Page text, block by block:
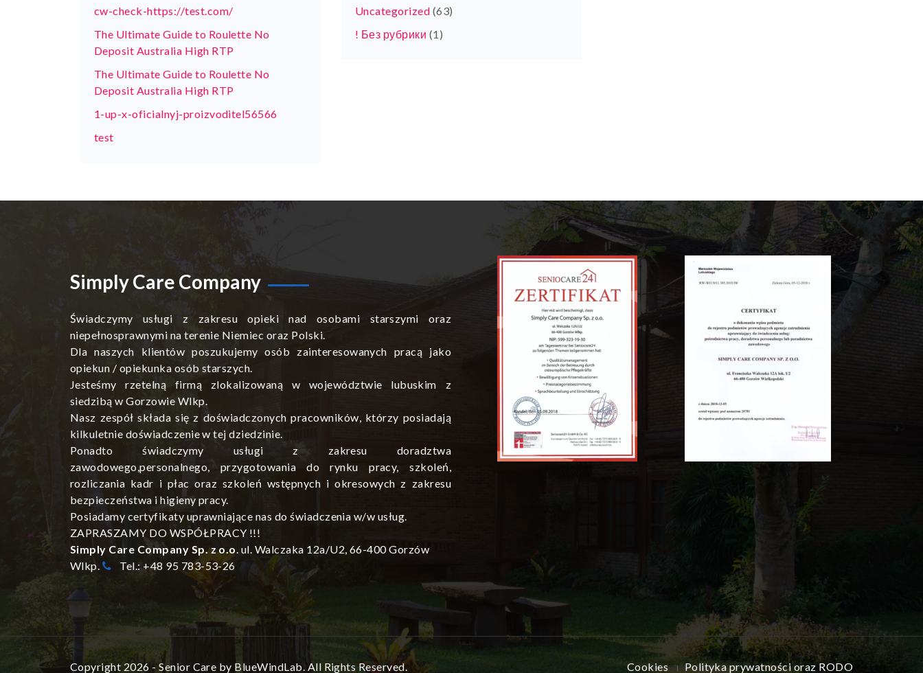
cw-check-https://test.com/
The Ultimate Guide to Roulette No
Deposit Australia High RTP
The Ultimate Guide to Roulette No
Deposit Australia High RTP
1-up-x-oficialnyj-proizvoditel56566
test
Uncategorized (63)
! Без рубрики (1)
Simply Care Company
Świadczymy usługi z zakresu opieki nad osobami starszymi oraz
niepełnosprawnymi na terenie Niemiec oraz Polski.
Dla naszych klientów poszukujemy osób zainteresowanych pracą jako
opiekun / opiekunka osób starszych.
Jesteśmy rzetelną firmą zlokalizowaną w województwie lubuskim z
siedzibą w Gorzowie Wlkp.
Nasz zespół składa się z doświadczonych pracowników, którzy posiadają
kilkuletnie doświadczenie w tej dziedzinie.
Ponadto świadczymy usługi z zakresu doradztwa
zawodowego,personalnego, przygotowania do rynku pracy, szkoleń,
rozliczania kadr i płac oraz szkoleń wstępnych i okresowych z zakresu
bezpieczeństwa i higieny pracy.
Posiadamy certyfikaty uprawniające nas do świadczenia w/w usług.
ZAPRASZAMY DO WSPÓŁPRACY !!!
Simply Care Company Sp. z o.o. ul. Walczaka 12a/U2, 66-400 Gorzów
Wlkp.
Tel.: +48 95 783-53-26
Copyright 2026 - Senior Care by BlueWindLab. All Rights Reserved. Cookies Polityka prywatności oraz RODO